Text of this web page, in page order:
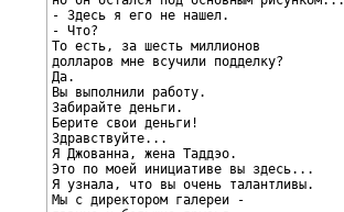
- Здесь я его не нашел.
- Что?
То есть, за шесть миллионов
долларов мне всучили подделку?
Да.
Вы выполнили работу.
Забирайте деньги.
Берите свои деньги!
Здравствуйте...
Я Джованна, жена Таддэо.
Это по моей инициативе вы здесь...
Я узнала, что вы очень талантливы.
Мы с директором галереи -